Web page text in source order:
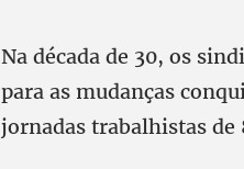
Na década de 30, os
para as mudanças
jornadas trabalhistas